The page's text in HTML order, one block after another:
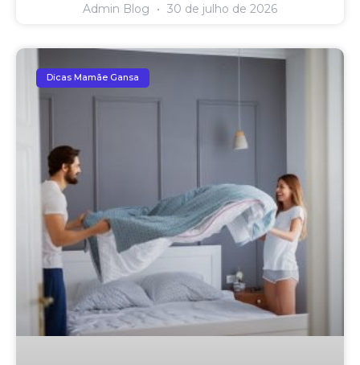
Admin Blog 30 de julho de 2026
Dicas Mamãe Gansa